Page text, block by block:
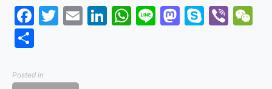
Facebook
Twitter
EmailLinkedIn
WhatsApp
LineMastodon
Skype
Posted in